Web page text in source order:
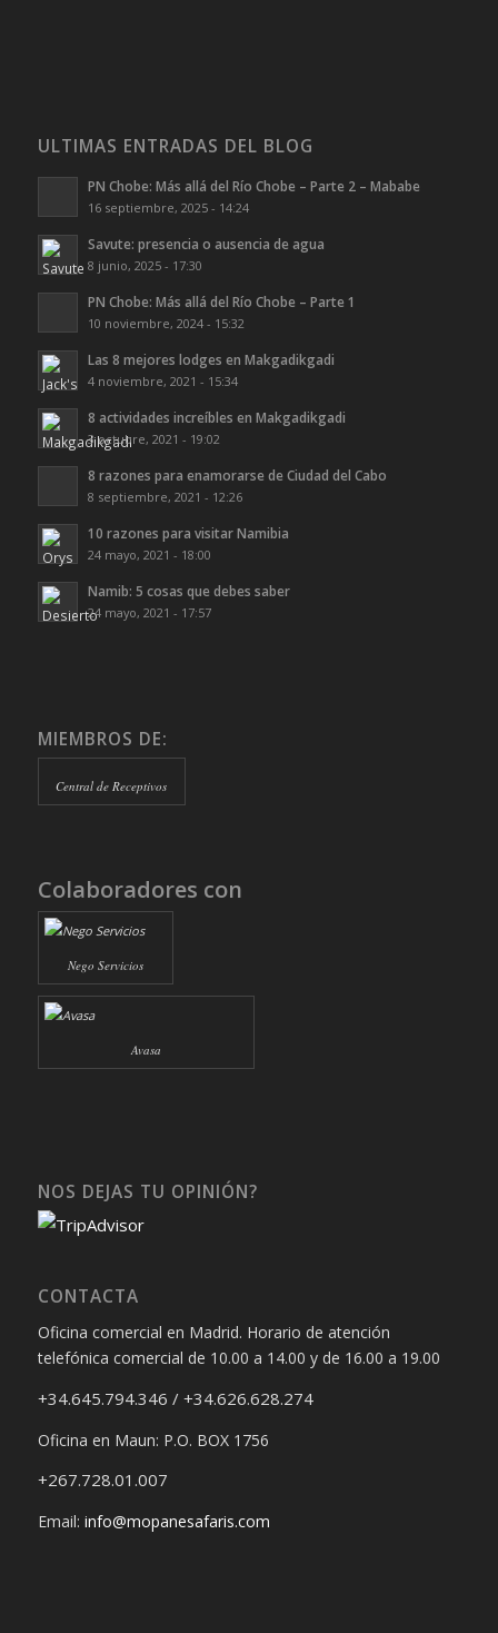
ULTIMAS ENTRADAS DEL BLOG
PN Chobe: Más allá del Río Chobe – Parte 2 – Mababe
16 septiembre, 2025 - 14:24
Savute: presencia o ausencia de agua
8 junio, 2025 - 17:30
PN Chobe: Más allá del Río Chobe – Parte 1
10 noviembre, 2024 - 15:32
Las 8 mejores lodges en Makgadikgadi
4 noviembre, 2021 - 15:34
8 actividades increíbles en Makgadikgadi
3 octubre, 2021 - 19:02
8 razones para enamorarse de Ciudad del Cabo
8 septiembre, 2021 - 12:26
10 razones para visitar Namibia
24 mayo, 2021 - 18:00
Namib: 5 cosas que debes saber
24 mayo, 2021 - 17:57
MIEMBROS DE:
Central de Receptivos
Colaboradores con
Nego Servicios
Avasa
NOS DEJAS TU OPINIÓN?
CONTACTA
Oficina comercial en Madrid. Horario de atención
telefónica comercial de 10.00 a 14.00 y de 16.00 a 19.00
+34.645.794.346 / +34.626.628.274
Oficina en Maun: P.O. BOX 1756
+267.728.01.007
Email: info@mopanesafaris.com